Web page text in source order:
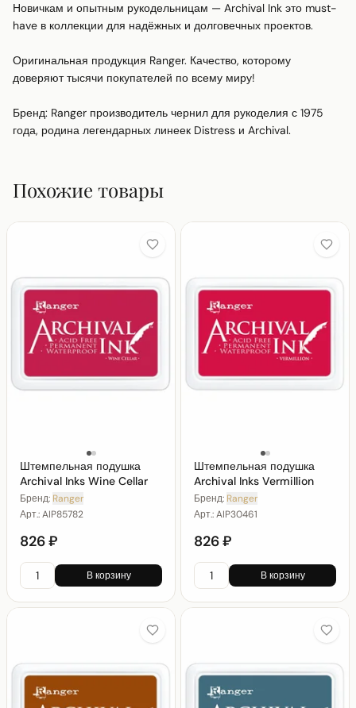
Новичкам и опытным рукодельницам — Archival Ink это must-
have в коллекции для надёжных и долговечных проектов.
Оригинальная продукция Ranger. Качество, которому
доверяют тысячи покупателей по всему миру!
Бренд: Ranger производитель чернил для рукоделия с 1975
года, родина легендарных линеек Distress и Archival.
Похожие товары
Штемпельная подушка
Archival Inks Wine Cellar
Бренд: Ranger
Арт.:AIP85782
826 ₽
В корзину
Штемпельная подушка
Archival Inks Vermillion
Бренд: Ranger
Арт.:AIP30461
826 ₽
В корзину